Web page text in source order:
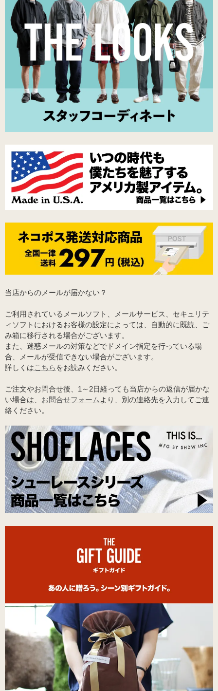
当店からのメールが届かない？
ご利用されているメールソフト、メールサービス、セキュリテ
ィソフトにおけるお客様の設定によっては、自動的に既読、ご
み箱に移行される場合がございます。
また、迷惑メールの対策などでドメイン指定を行っている場
合、メールが受信できない場合がございます。
詳しくはこちら をお読みください。
ご注文やお問合せ後、1～2日経っても当店からの返信が届かな
い場合は、 お問合せフォーム より、別の連絡先を入力してご連
絡ください。